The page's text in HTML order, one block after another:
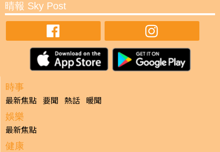
晴報 Sky Post
時事
最新焦點 要聞 熱話 暖聞
娛樂
最新焦點
健康